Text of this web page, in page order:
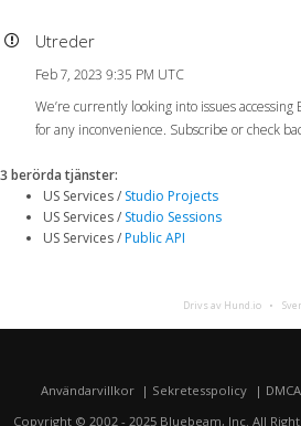
Utreder
Feb 7, 2023 9:35 PM UTC
We’re currently looking into issues
for any inconvenience. Subscribe or check
3 berörda tjänster:
US Services / Studio Projects
US Services / Studio Sessions
US Services /Public API
Drivs av Hund.io
Användarvillkor Sekretesspolicy
Copyright © 2002 - 2025 Bluebeam, Inc. All